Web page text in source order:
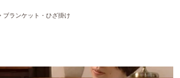
ブランケット・ひざ掛け